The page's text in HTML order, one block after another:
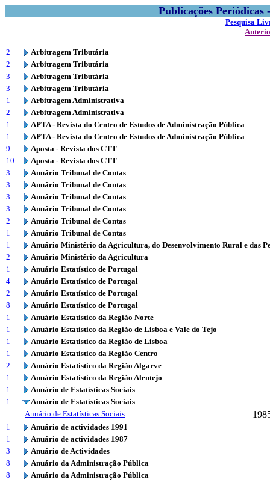
Publicações
Pesquisa
2
Arbitragem Tributária
2
Arbitragem Tributária
3
Arbitragem Tributária
3
Arbitragem Tributária
1
Arbitragem Administrativa
2
Arbitragem Administrativa
1
APTA - Revista do Centro de Estudos de Administração Pública
1
APTA - Revista do Centro de Estudos de Administração Pública
9
Aposta - Revista dos CTT
10
Aposta - Revista dos CTT
3
Anuário Tribunal de Contas
3
Anuário Tribunal de Contas
3
Anuário Tribunal de Contas
3
Anuário Tribunal de Contas
2
Anuário Tribunal de Contas
1
Anuário Tribunal de Contas
1
Anuário Ministério da Agricultura, do Desenvolvimento Rural e das
2
Anuário Ministério da Agricultura
1
Anuário Estatístico de Portugal
4
Anuário Estatístico de Portugal
2
Anuário Estatístico de Portugal
8
Anuário Estatístico de Portugal
1
Anuário Estatístico da Região Norte
1
Anuário Estatístico da Região de Lisboa e Vale do Tejo
1
Anuário Estatístico da Região de Lisboa
1
Anuário Estatístico da Região Centro
2
Anuário Estatístico da Região Algarve
1
Anuário Estatístico da Região Alentejo
1
Anuário de Estatísticas Sociais
1
Anuário de Estatísticas Sociais
Anuário de Estatísticas Sociais
1
Anuário de actividades 1991
1
Anuário de actividades 1987
3
Anuário de Actividades
8
Anuário da Administração Pública
8
Anuário da Administração Pública